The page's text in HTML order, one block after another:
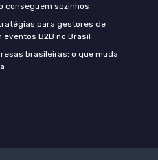
conseguem sozinhos
para gestores de
B2B no Brasil
brasileiras: o que muda